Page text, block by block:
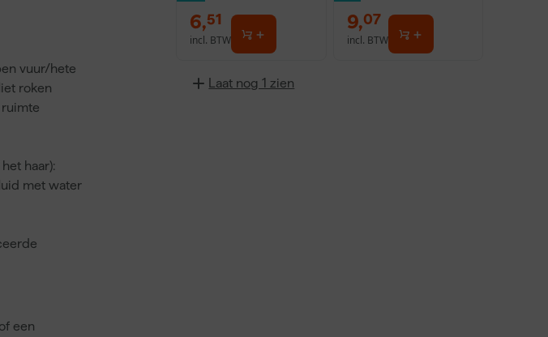
vuur/hete
roken
haar):
met water
een
6,51
incl. BTW
9,07
incl. BTW
Laat nog 1 zien